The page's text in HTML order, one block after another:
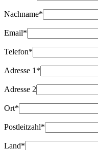
Nachname*
Email*
Telefon*
Adresse 1*
Adresse 2
Ort*
Postleitzahl*
Land*